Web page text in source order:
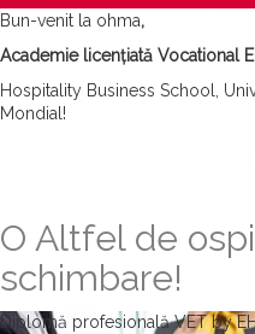
Bun-venit la ohma,
Academie licențiată Vocational
Hospitality Business School,
Mondial!
O Altfel de
schimbare!
Diplomă profesională VET by